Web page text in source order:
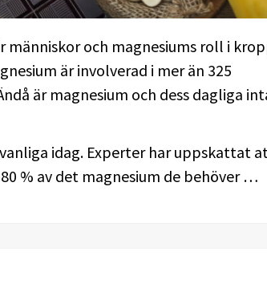
och magnesiums roll i
är involverad i mer än 325
är magnesium och dess dagliga
idag. Experter har uppskattat
% av det magnesium de behöver …